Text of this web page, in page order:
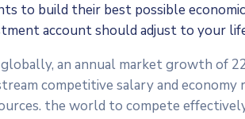
to build their best possible
account should adjust to your
an annual market growth of
competitive salary and
the world to compete